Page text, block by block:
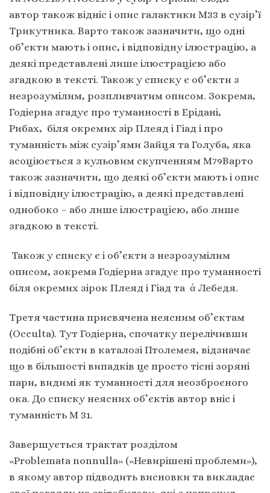
автор також відніс і опис галактики М33 в сузір’ї
Трикутника. Варто також зазначити, що одні
об’єкти мають і опис, і відповідну ілюстрацію, а
деякі представлені лише ілюстрацією або
згадкою в тексті. Також у списку є об’єкти з
незрозумілим, розпливчатим описом. Зокрема,
Годіерна згадує про туманності в Ерідані,
Рибах, біля окремих зір Плеяд і Гіад і про
туманність між сузір’ями Зайця та Голуба, яка
асоціюється з кульовим скупченням М79Варто
також зазначити, що деякі об’єкти мають і опис
і відповідну ілюстрацію, а деякі представлені
однобоко – або лише ілюстрацією, або лише
згадкою в тексті.
Також у списку є і об’єкти з незрозумілим
описом, зокрема Годіерна згадує про туманності
біля окремих зірок Плеяд і Гіад та ά Лебедя.
Третя частина присвячена неясним об’єктам
(Occulta). Тут Годіерна, спочатку перелічивши
подібні об’єкти в каталозі Птолемея, відзначає
що в більшості випадків це просто тісні зоряні
пари, видимі як туманності для неозброєного
ока. До списку неясних об’єктів автор вніс і
туманність М 31.
Завершується трактат розділом
«Problemata nonnulla» («Невирішені проблеми»),
в якому автор підводить висновки та викладає